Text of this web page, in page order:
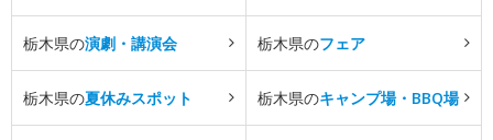
栃木県の演劇・講演会 栃木県のフェア
栃木県の夏休みスポット 栃木県のキャンプ場・BBQ場